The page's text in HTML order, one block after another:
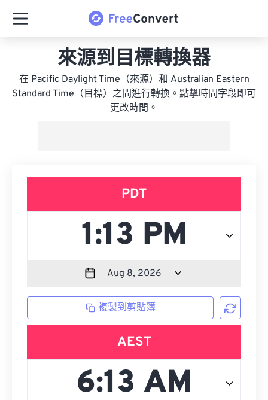
來源到目標轉換器
在 Pacific Daylight Time（來源）和 Australian Eastern
Standard Time（目標）之間進行轉換。點擊時間字段即可
更改時間。
PDT
複製到剪貼簿
AEST